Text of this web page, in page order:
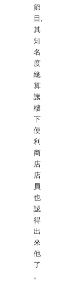
節
目,
其
知
名
度
總
算
讓
樓
下
便
利
商
店
店
員
也
認
得
出
來
他
了
。